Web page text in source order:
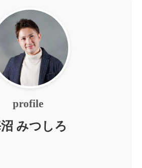
profile
みつしろ